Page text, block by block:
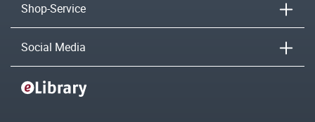
Shop-Service
Social Media